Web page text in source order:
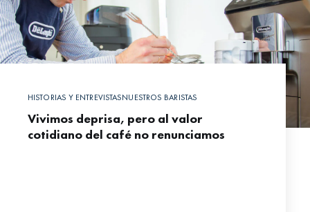
HISTORIAS Y ENTREVISTASNUESTROS BARISTAS
Vivimos deprisa, pero al valor
cotidiano del café no renunciamos